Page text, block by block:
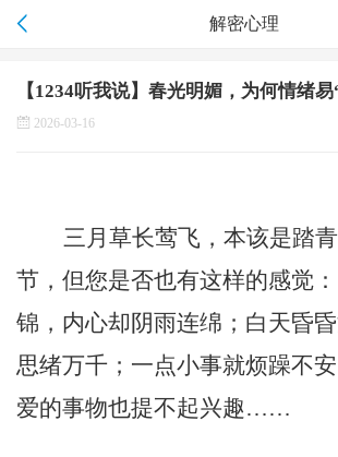
解密心理
【1234听我说】春光明媚，为何情绪易
2026-03-16
三月草长莺飞，本该是踏
节，但您是否也有这样的感觉
锦，内心却阴雨连绵；白天昏
思绪万千；一点小事就烦躁不
爱的事物也提不起兴趣……